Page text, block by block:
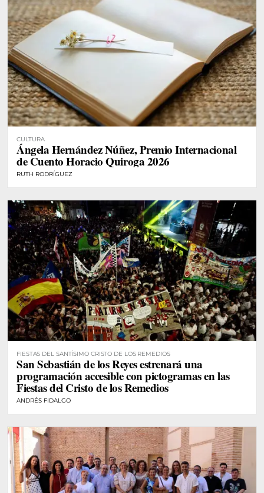
CULTURA
Ángela Hernández Núñez, Premio Internacional
de Cuento Horacio Quiroga 2026
RUTH RODRÍGUEZ
FIESTAS DEL SANTÍSIMO CRISTO DE LOS REMEDIOS
San Sebastián de los Reyes estrenará una
programación accesible con pictogramas en las
Fiestas del Cristo de los Remedios
ANDRÉS FIDALGO